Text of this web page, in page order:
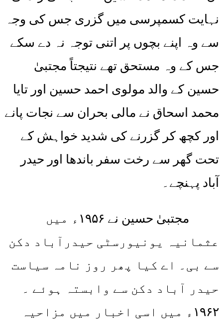
نہایت کسمپرسی میں گزری جس کی وجہ
سے وہ اپنے بچوں پر اتنی توجہ نہ دے سکے
جس کے وہ مستحق تھے نتیجتاً مجتبیٰ
حسین کے والد مولوی احمد حسین اور تایا
محمد اسحاق نے مالی بحران سے نجات پانے
اور کچھ کر گزرنے کی شدید خواہش کے
تحت گھر سے رخت سفر باندھا اور حیدر
آباد پہنچے۔
مجتبیٰ حسین نے ۱۹۵۶ء میں
عثمانیہ یونیورسٹی حیدرآباد دکن
سے بی۔ اے کیا پھر روز نامہ سیاست
حیدر آباد دکن سے وابستہ ہوئے ۔
۱۹۶۲ء میں اسی اخبار میں مزاحیہ